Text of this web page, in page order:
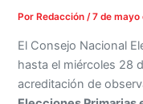
Por Redacción/7 de mayo
El Consejo Nacional
hasta el miércoles 28
acreditación de